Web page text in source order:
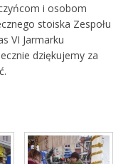
i osobom
stoiska Zespołu
VI Jarmarku
dziękujemy za